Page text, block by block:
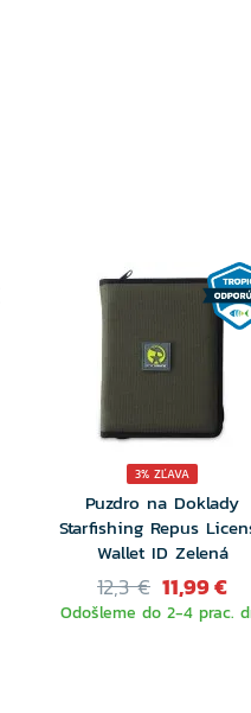
3% ZĽAVA
Puzdro na Doklady
Starfishing Repus
Wallet ID Zelená
12,3 € 11,99 €
Odošleme do 2-4 prac.